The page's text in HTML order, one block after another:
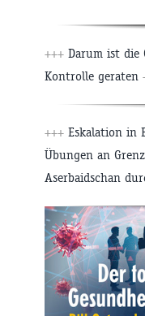
+++ Darum ist die
Kontrolle geraten
+++ Eskalation in
Übungen an
Aserbaidschan